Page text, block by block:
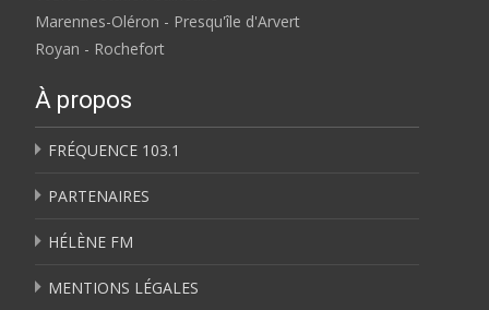
Marennes-Oléron - Presqu'île d'Arvert
Royan - Rochefort
À propos
FRÉQUENCE 103.1
PARTENAIRES
HÉLÈNE FM
MENTIONS LÉGALES